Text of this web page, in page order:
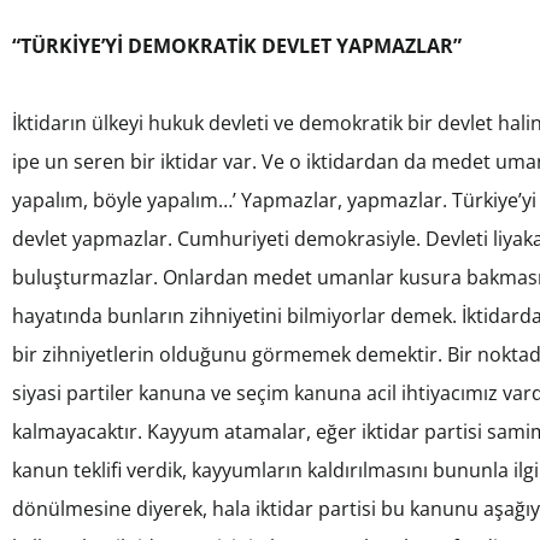
“TÜRKİYE’Yİ DEMOKRATİK DEVLET YAPMAZLAR”
İktidarın ülkeyi hukuk devleti ve demokratik bir devlet
ipe un seren bir iktidar var. Ve o iktidardan da medet
yapalım, böyle yapalım…’ Yapmazlar, yapmazlar.
devlet yapmazlar. Cumhuriyeti demokrasiyle. Devleti
buluşturmazlar. Onlardan medet umanlar kusura
hayatında bunların zihniyetini bilmiyorlar demek.
bir zihniyetlerin olduğunu görmemek demektir. Bir
siyasi partiler kanuna ve seçim kanuna acil ihtiyacımız
kalmayacaktır. Kayyum atamalar, eğer iktidar partisi
kanun teklifi verdik, kayyumların kaldırılmasını bununla
dönülmesine diyerek, hala iktidar partisi bu kanunu